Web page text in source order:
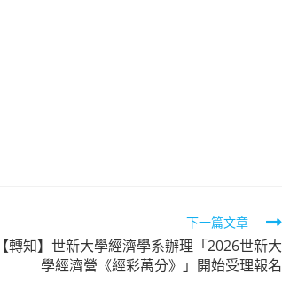
下一篇文章
【轉知】世新大學經濟學系辦理「2026世新大
學經濟營《經彩萬分》」開始受理報名